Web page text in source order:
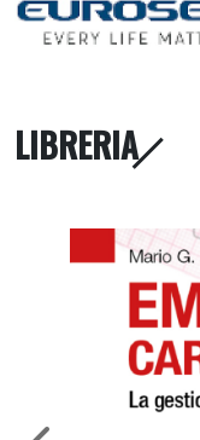
LIBRERIA